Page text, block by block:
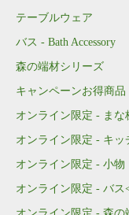
テーブルウェア
バス - Bath Accessory
森の端材シリーズ
キャンペーンお得商品
オンライン限定 - まな
オンライン限定 - キッ
オンライン限定 - 小物
オンライン限定 - バス